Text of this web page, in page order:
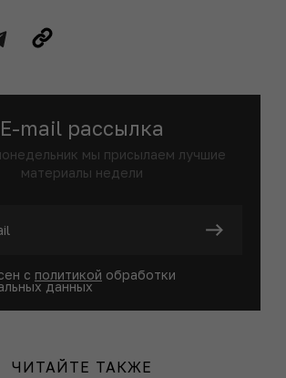
E-mail рассылка
мы присылаем лучшие
материалы недели
с политикой обработки
данных
ЧИТАЙТЕ ТАКЖЕ